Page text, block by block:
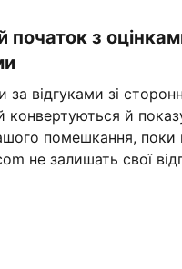
з
за відгуками зі
конвертуються й
помешкання, поки
не залишать свої